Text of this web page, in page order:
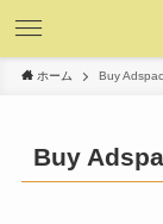
ホーム Buy
Buy